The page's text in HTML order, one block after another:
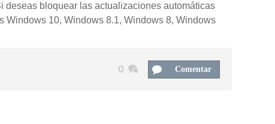
deseas bloquear las actualizaciones automáticas
Windows 10, Windows 8.1, Windows 8, Windows
0 Comentar